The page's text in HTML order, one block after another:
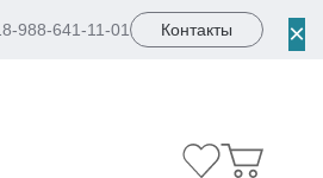
8-988-641-11-01 Контакты ×